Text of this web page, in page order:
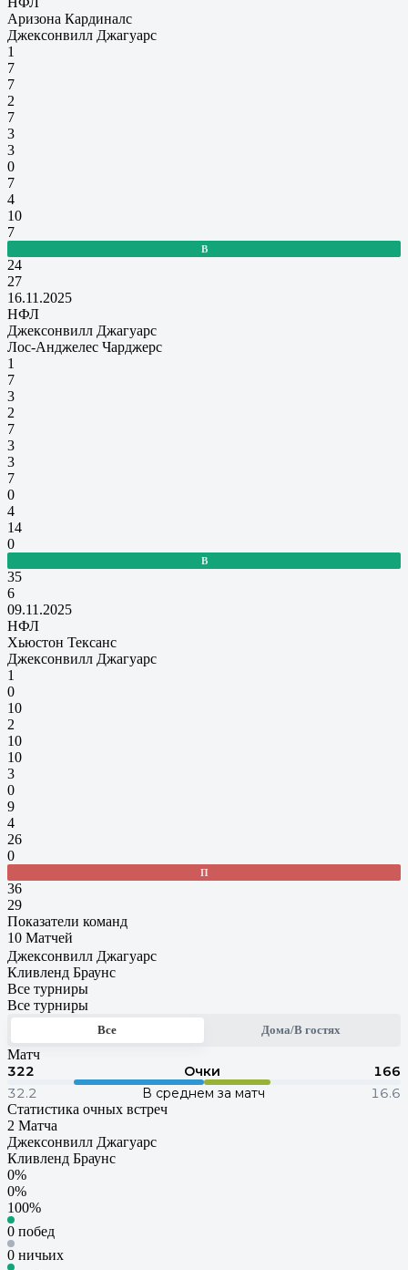
Аризона Кардиналс
Джексонвилл Джагуарс
1
7
7
2
7
3
3
0
7
4
10
7
В
24
27
16.11.2025
НФЛ
Джексонвилл Джагуарс
Лос-Анджелес Чарджерс
1
7
3
2
7
3
3
7
0
4
14
0
В
35
6
09.11.2025
НФЛ
Хьюстон Тексанс
Джексонвилл Джагуарс
1
0
10
2
10
10
3
0
9
4
26
0
П
36
29
Показатели команд
10 Матчей
Джексонвилл Джагуарс
Кливленд Браунс
Все турниры
Все турниры
Все Дома/В гостях
Матч
322 Очки
166
32.2
В среднем за матч 16.6
Статистика очных встреч
2 Матча
Джексонвилл Джагуарс
Кливленд Браунс
0%
0%
100%
0 побед
0 ничьих